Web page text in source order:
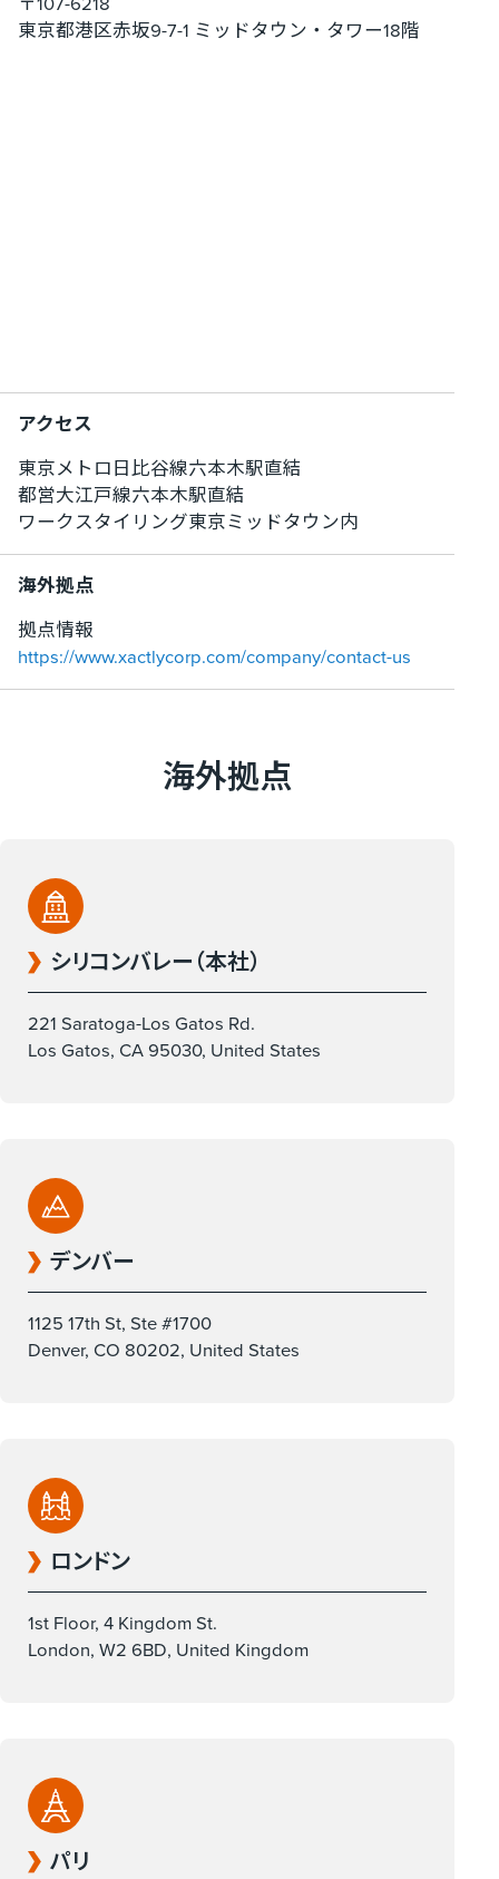
東京都港区赤坂9-7-1 ミッドタウン・タワー18階
アクセス
東京メトロ日比谷線六本木駅直結
都営大江戸線六本木駅直結
ワークスタイリング東京ミッドタウン内
海外拠点
拠点情報
https://www.xactlycorp.com/company/contact-us
海外拠点
シリコンバレー（本社）
221 Saratoga-Los Gatos Rd.
Los Gatos, CA 95030, United States
デンバー
1125 17th St, Ste #1700
Denver, CO 80202, United States
ロンドン
1st Floor, 4 Kingdom St.
London, W2 6BD, United Kingdom
パリ